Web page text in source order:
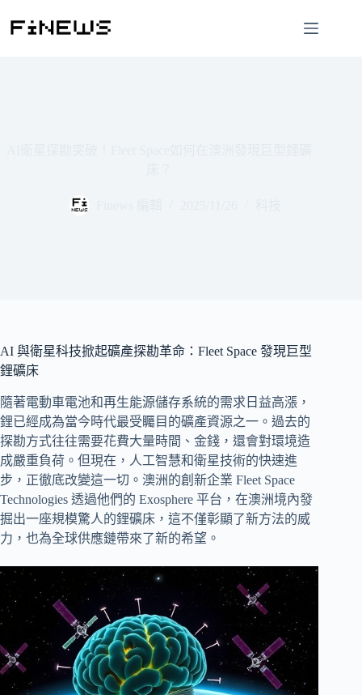
AI 與衛星科技掀起礦產探勘革命：Fleet Space 發現巨型
鋰礦床
隨著電動車電池和再生能源儲存系統的需求日益高漲，
鋰已經成為當今時代最受矚目的礦產資源之一。過去的
探勘方式往往需要花費大量時間、金錢，還會對環境造
成嚴重負荷。但現在，人工智慧和衛星技術的快速進
步，正徹底改變這一切。澳洲的創新企業 Fleet Space
Technologies 透過他們的 Exosphere 平台，在澳洲境內發
掘出一座規模驚人的鋰礦床，這不僅彰顯了新方法的威
力，也為全球供應鏈帶來了新的希望。